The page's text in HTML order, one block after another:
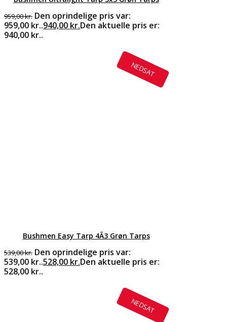
959,00kr. Den oprindelige pris var:
959,00 kr..940,00 kr.Den aktuelle pris er:
940,00 kr..
NEDSAT
Bushmen Easy Tarp 4Ã3 Grøn Tarps
539,00kr. Den oprindelige pris var:
539,00 kr..528,00 kr.Den aktuelle pris er:
528,00 kr..
NEDSAT